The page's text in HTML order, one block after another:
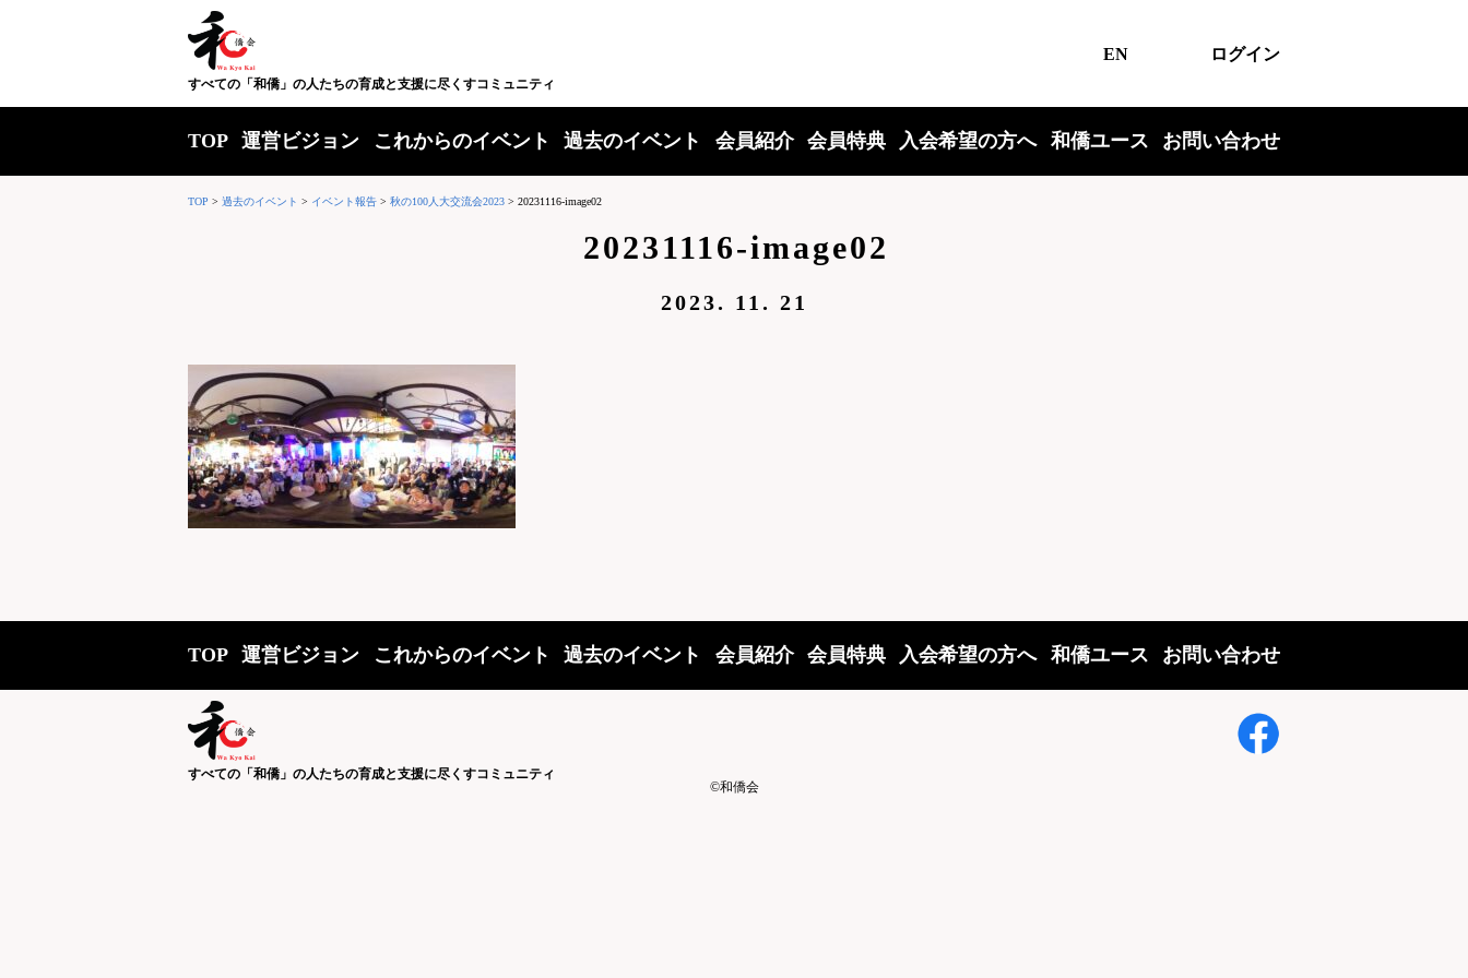
すべての「和僑」の人たちの育成と支援に尽くすコミュニティ
EN ログイン
TOP 運営ビジョン これからのイベント 過去のイベント 会員紹介 会員特典 入会希望の方へ 和僑ユース お問い合わせ
TOP > 過去のイベント > イベント報告 > 秋の100人大交流会2023 > 20231116-image02
20231116-image02
2023. 11. 21
TOP 運営ビジョン これからのイベント 過去のイベント 会員紹介 会員特典 入会希望の方へ 和僑ユース お問い合わせ
すべての「和僑」の人たちの育成と支援に尽くすコミュニティ
©和僑会